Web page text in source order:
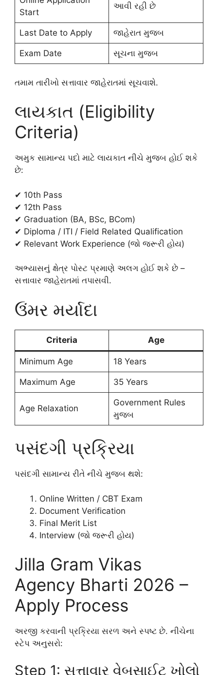
Start
આવી રહી છે
Last Date to Apply જાહેરાત મુજબ
Exam Date સૂચના મુજબ
તમામ તારીખો સત્તાવાર જાહેરાતમાં સૂચવાશે.
લાયકાત (Eligibility
Criteria)
અમુક સામાન્ય પદો માટે લાયકાત નીચે મુજબ હોઈ શકે
છે:
✔ 10th Pass
✔ 12th Pass
✔ Graduation (BA, BSc, BCom)
✔ Diploma / ITI / Field Related Qualification
✔ Relevant Work Experience (જો જરૂરી હોય)
અભ્યાસનું ક્ષેત્ર પોસ્ટ પ્રમાણે અલગ હોઈ શકે છે –
સત્તાવાર જાહેરાતમાં તપાસવી.
ઉંમર મર્યાદા
Criteria Age
Minimum Age 18 Years
Maximum Age 35 Years
Age Relaxation
Government Rules
મુજબ
પસંદગી પ્રક્રિયા
પસંદગી સામાન્ય રીતે નીચે મુજબ થશે:
Online Written / CBT Exam
Document Verification
Final Merit List
Interview (જો જરૂરી હોય)
Jilla Gram Vikas
Agency Bharti 2026 –
Apply Process
અરજી કરવાની પ્રક્રિયા સરળ અને સ્પષ્ટ છે. નીચેના
સ્ટેપ અનુસરો:
Step 1: સત્તાવાર વેબસાઈટ ખોલો